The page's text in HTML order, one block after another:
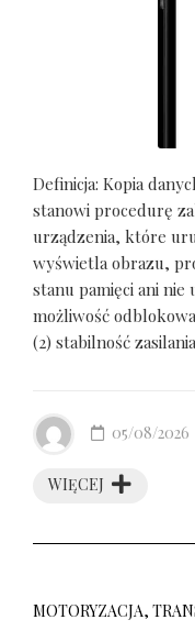
Definicja: Kopia
stanowi procedurę
urządzenia, które
wyświetla obrazu,
stanu pamięci ani nie
możliwość
(2) stabilność
WIĘCEJ
05/08/2026
MOTORYZACJA,